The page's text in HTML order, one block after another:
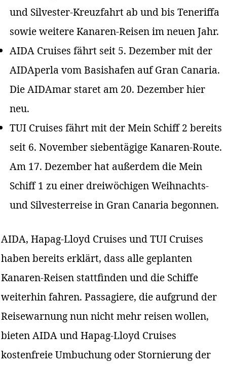
und Silvester-Kreuzfahrt ab und bis Teneriffa
sowie weitere Kanaren-Reisen im neuen Jahr.
AIDA Cruises fährt seit 5. Dezember mit der
AIDAperla vom Basishafen auf Gran Canaria.
Die AIDAmar staret am 20. Dezember hier
neu.
TUI Cruises fährt mit der Mein Schiff 2 bereits
seit 6. November siebentägige Kanaren-Route.
Am 17. Dezember hat außerdem die Mein
Schiff 1 zu einer dreiwöchigen Weihnachts-
und Silvesterreise in Gran Canaria begonnen.
AIDA, Hapag-Lloyd Cruises und TUI Cruises
haben bereits erklärt, dass alle geplanten
Kanaren-Reisen stattfinden und die Schiffe
weiterhin fahren. Passagiere, die aufgrund der
Reisewarnung nun nicht mehr reisen wollen,
bieten AIDA und Hapag-Lloyd Cruises
kostenfreie Umbuchung oder Stornierung der